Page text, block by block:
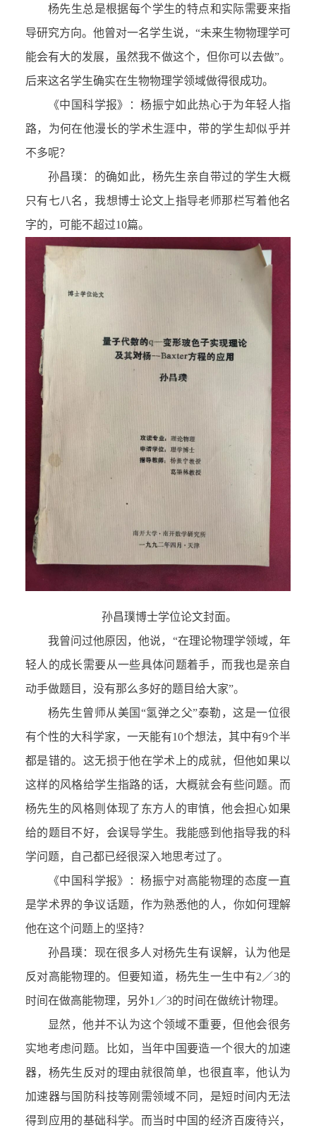
杨先生总是根据每个学生的特点和实际需要来指
导研究方向。他曾对一名学生说，“未来生物物理学可
能会有大的发展，虽然我不做这个，但你可以去做”。
后来这名学生确实在生物物理学领域做得很成功。
《中国科学报》：杨振宁如此热心于为年轻人指
路，为何在他漫长的学术生涯中，带的学生却似乎并
不多呢？
孙昌璞：的确如此，杨先生亲自带过的学生大概
只有七八名，我想博士论文上指导老师那栏写着他名
字的，可能不超过10篇。
孙昌璞博士学位论文封面。
我曾问过他原因，他说，“在理论物理学领域，年
轻人的成长需要从一些具体问题着手，而我也是亲自
动手做题目，没有那么多好的题目给大家”。
杨先生曾师从美国“氢弹之父”泰勒，这是一位很
有个性的大科学家，一天能有10个想法，其中有9个半
都是错的。这无损于他在学术上的成就，但他如果以
这样的风格给学生指路的话，大概就会有些问题。而
杨先生的风格则体现了东方人的审慎，他会担心如果
给的题目不好，会误导学生。我能感到他指导我的科
学问题，自己都已经很深入地思考过了。
《中国科学报》：杨振宁对高能物理的态度一直
是学术界的争议话题，作为熟悉他的人，你如何理解
他在这个问题上的坚持？
孙昌璞：现在很多人对杨先生有误解，认为他是
反对高能物理的。但要知道，杨先生一生中有2／3的
时间在做高能物理，另外1／3的时间在做统计物理。
显然，他并不认为这个领域不重要，但他会很务
实地考虑问题。比如，当年中国要造一个很大的加速
器，杨先生反对的理由就很简单，也很直率，他认为
加速器与国防科技等刚需领域不同，是短时间内无法
得到应用的基础科学。而当时中国的经济百废待兴，